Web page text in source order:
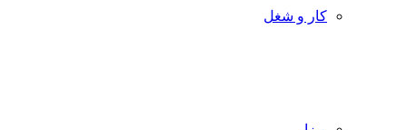
کار و شغل